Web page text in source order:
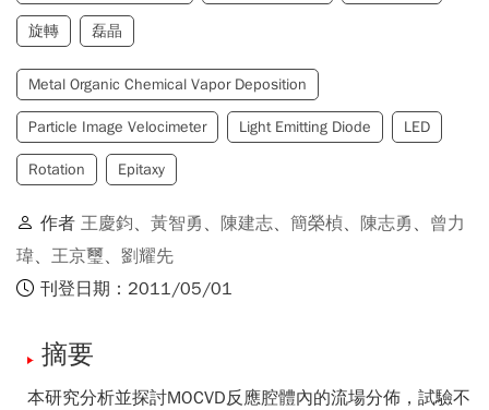
旋轉 磊晶
Metal Organic Chemical Vapor Deposition
Particle Image Velocimeter Light Emitting Diode LED
Rotation Epitaxy
作者 王慶鈞、 黃智勇 、 陳建志、 簡榮楨、 陳志勇 、 曾力
瑋、 王京璽、 劉耀先
刊登日期：2011/05/01
摘要
本研究分析並探討MOCVD反應腔體內的流場分佈，試驗不